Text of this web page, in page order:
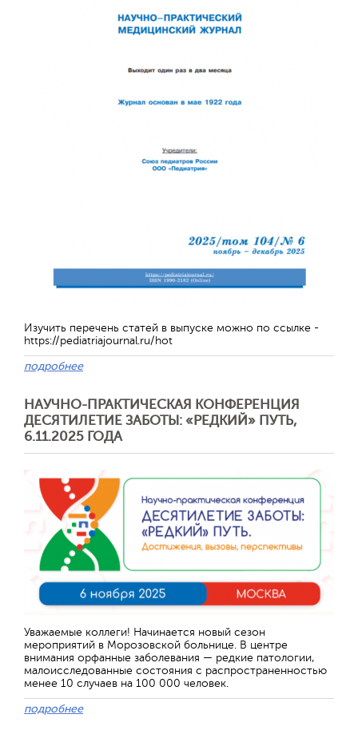
Изучить перечень статей в выпуске можно по ссылке -
https://pediatriajournal.ru/hot
подробнее
НАУЧНО-ПРАКТИЧЕСКАЯ КОНФЕРЕНЦИЯ
ДЕСЯТИЛЕТИЕ ЗАБОТЫ: «РЕДКИЙ» ПУТЬ,
6.11.2025 ГОДА
Уважаемые коллеги! Начинается новый сезон
мероприятий в Морозовской больнице. В центре
внимания орфанные заболевания — редкие патологии,
малоисследованные состояния с распространенностью
менее 10 случаев на 100 000 человек.
подробнее